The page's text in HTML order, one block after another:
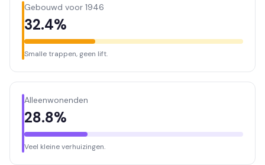
Gebouwd voor 1946
32.4%
Smalle trappen, geen lift.
Alleenwonenden
28.8%
Veel kleine verhuizingen.